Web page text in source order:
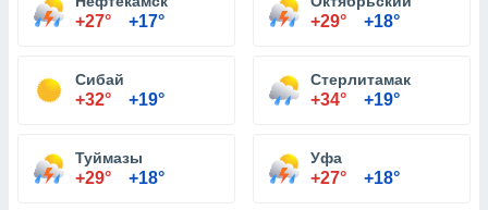
+27° +17° +29° +18°
Сибай
+32° +19°
Стерлитамак
+34° +19°
Туймазы
+29° +18°
Уфа
+27° +18°